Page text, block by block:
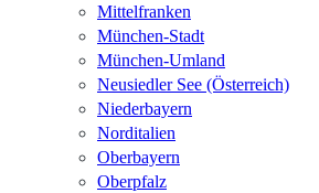
Mittelfranken
München-Stadt
München-Umland
Neusiedler See (Österreich)
Niederbayern
Norditalien
Oberbayern
Oberpfalz